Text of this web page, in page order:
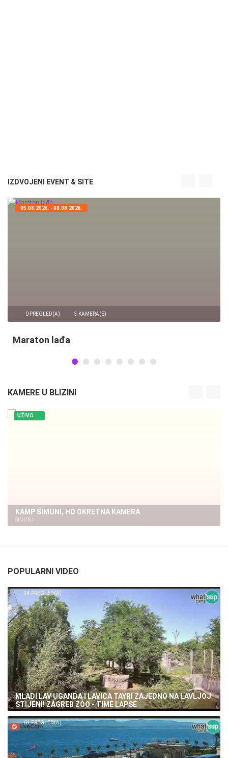
IZDVOJENI EVENT & SITE
35.23M PREGLED(A) 56 KAMERA(E)
05.08.2026. - 05.08.2026.
Obilježavanje Dana pobjede i domovinske
ŠIMUNI - PLAŽA, PAG
34 PREGLED(A)
MLADI LAV UGANDA I LAVICA TAYRI ZAJEDNO NA LAVLJOJ
STIJENI! ZAGREB ZOO - TIME LAPSE